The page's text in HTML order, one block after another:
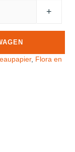
+
, Flora en